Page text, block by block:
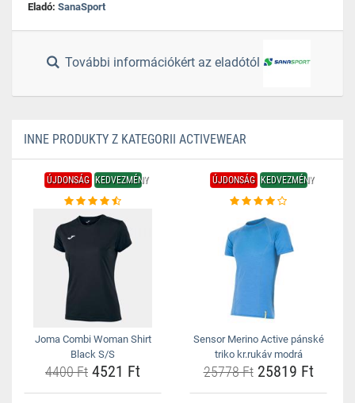
Eladó: SanaSport
További információkért az eladótól
INNE PRODUKTY Z KATEGORII ACTIVEWEAR
ÚJDONSÁG KEDVEZMÉNY
Joma Combi Woman Shirt
Black S/S
4400 Ft 4521 Ft
ÚJDONSÁG KEDVEZMÉNY
Sensor Merino Active pánské
triko kr.rukáv modrá
25778 Ft25819 Ft